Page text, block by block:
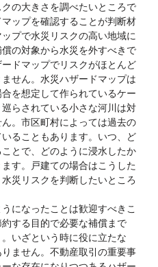
の大きさを調べたいところで
ップを確認することが判断材
プで水災リスクの高い地域に
の対象から水災を外すべきで
ドマップでリスクがほとんど
せん。水災ハザードマップは
を想定して作られているケー
らされている小さな河川は対
。市区町村によっては過去の
ることもあります。いつ、ど
とで、どのように浸水したか
す。戸建ての場合はこうした
災リスクを判断したいところ
になったことは歓迎すべきこ
する目的で必要な補償まで
いざという時に役に立たな
ません。不動産取引の重要事